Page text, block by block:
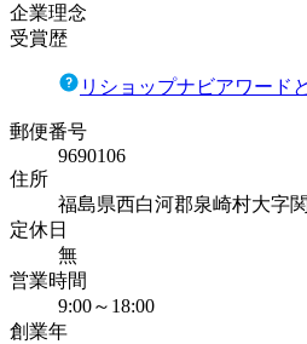
企業理念
受賞歴
リショップナビアワード
郵便番号
9690106
住所
福島県西白河郡泉崎村大字
定休日
無
営業時間
9:00～18:00
創業年